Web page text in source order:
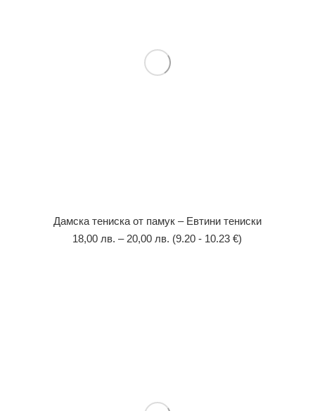
Дамска тениска от памук – Евтини тениски
18,00 лв. – 20,00 лв. (9.20 - 10.23 €)